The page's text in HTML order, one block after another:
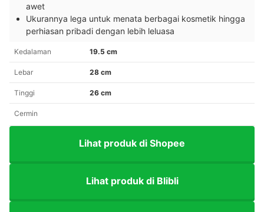
awet
Ukurannya lega untuk menata berbagai kosmetik hingga
perhiasan pribadi dengan lebih leluasa
Kedalaman 19.5 cm
Lebar 28 cm
Tinggi 26 cm
Cermin
Lihat produk di Shopee
Lihat produk di Blibli